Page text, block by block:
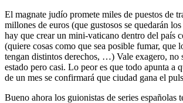
El magnate judío promete miles de puestos de
millones de euros (que gustosos se quedarán
hay que crear un mini-vaticano dentro del país
(quiere cosas como que sea posible fumar, que
tengan distintos derechos, …) Vale exagero, no
estado pero casi. Lo peor es que todo apunta a
de un mes se confirmará que ciudad gana el
Bueno ahora los guionistas de series españolas